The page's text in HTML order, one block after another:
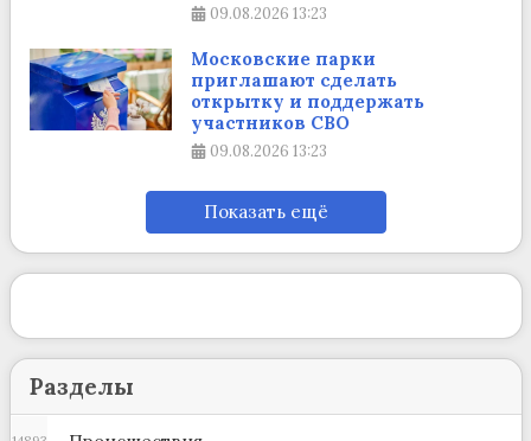
09.08.2026 13:23
Московские парки
приглашают сделать
открытку и поддержать
участников СВО
09.08.2026 13:23
Показать ещё
Разделы